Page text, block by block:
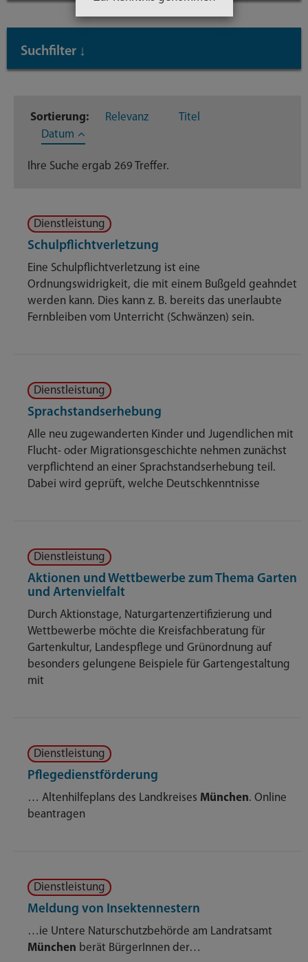
Taste
Inhaltstyp: Dienstleistungen
Suchfilter ↓
Dienstleistungen
Sortierung: Relevanz
Titel
Datum
Ihre Suche ergab 269 Treffer.
Dienstleistung
Schulpflichtverletzung
Eine Schulpflichtverletzung ist eine
Ordnungswidrigkeit, die mit einem Bußgeld geahndet
werden kann. Dies kann z. B. bereits das unerlaubte
Fernbleiben vom Unterricht (Schwänzen) sein.
Dienstleistung
Sprachstandserhebung
Alle neu zugewanderten Kinder und Jugendlichen mit
Flucht- oder Migrationsgeschichte nehmen zunächst
verpflichtend an einer Sprachstandserhebung teil.
Dabei wird geprüft, welche Deutschkenntnisse
Dienstleistung
Aktionen und Wettbewerbe zum Thema Garten
und Artenvielfalt
Durch Aktionstage, Naturgartenzertifizierung und
Wettbewerbe möchte die Kreisfachberatung für
Gartenkultur, Landespflege und Grünordnung auf
besonders gelungene Beispiele für Gartengestaltung
mit
Dienstleistung
Pflegedienstförderung
… Altenhilfeplans des Landkreises München. Online
beantragen
Dienstleistung
Meldung von Insektennestern
…ie Untere Naturschutzbehörde am Landratsamt
München berät BürgerInnen der…